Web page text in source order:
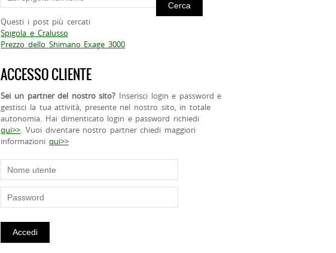
Questi i post più cercati
Spigola e Cralusso
Prezzo dello Shimano Exage 3000
ACCESSO CLIENTE
Sei un partner del nostro sito? Inserisci login e password e
gestisci la tua attività, presente nel nostro sito, in totale
autonomia. Hai dimenticato login e password richiedi
qui>>. Vuoi diventare nostro partner chiedi maggiori
informazioniqui>>